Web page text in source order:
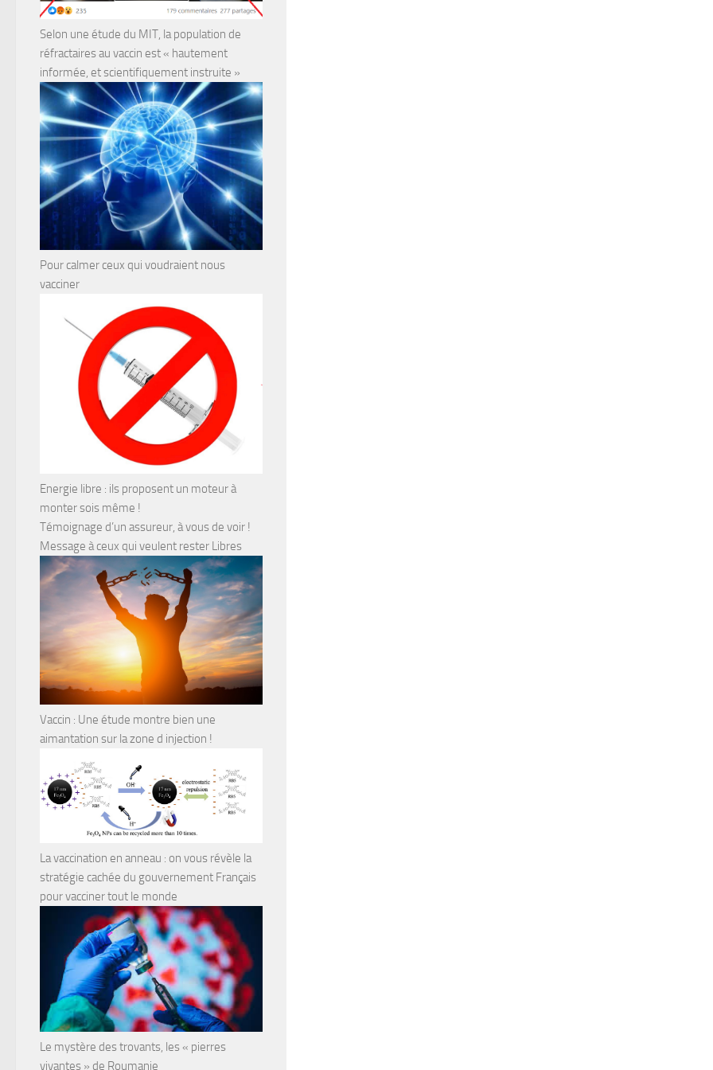
Selon une étude du MIT, la population de
réfractaires au vaccin est « hautement
informée, et scientifiquement instruite »
Pour calmer ceux qui voudraient nous
vacciner
Energie libre : ils proposent un moteur à
monter sois même !
Témoignage d’un assureur, à vous de voir !
Message à ceux qui veulent rester Libres
Vaccin : Une étude montre bien une
aimantation sur la zone d injection !
La vaccination en anneau : on vous révèle la
stratégie cachée du gouvernement Français
pour vacciner tout le monde
Le mystère des trovants, les « pierres
vivantes » de Roumanie